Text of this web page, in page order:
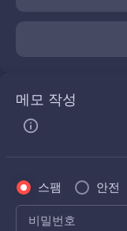
메모 작성
스팸 안전
비밀번호